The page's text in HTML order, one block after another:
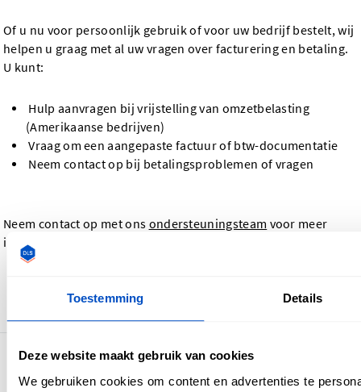
Toestemming Details
Deze website maakt gebruik van cookies
We gebruiken cookies om content en advertenties te
Of u nu voor persoonlijk gebruik of voor uw bedrijf bestelt, wij
helpen u graag met al uw vragen over facturering en betaling.
U kunt:
Hulp aanvragen bij vrijstelling van omzetbelasting
(Amerikaanse bedrijven)
Vraag om een aangepaste factuur of btw-documentatie
Neem contact op bij betalingsproblemen of vragen
Neem contact op met ons ondersteuningsteam voor meer
informatie.